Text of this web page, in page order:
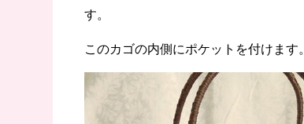
す。
このカゴの内側にポケットを付けます